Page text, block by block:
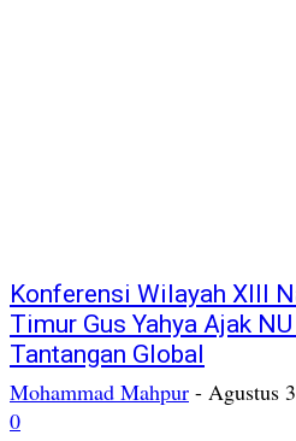
Konferensi Wilayah XIII
Timur Gus Yahya Ajak
Tantangan Global
Mohammad Mahpur - Agustus
0